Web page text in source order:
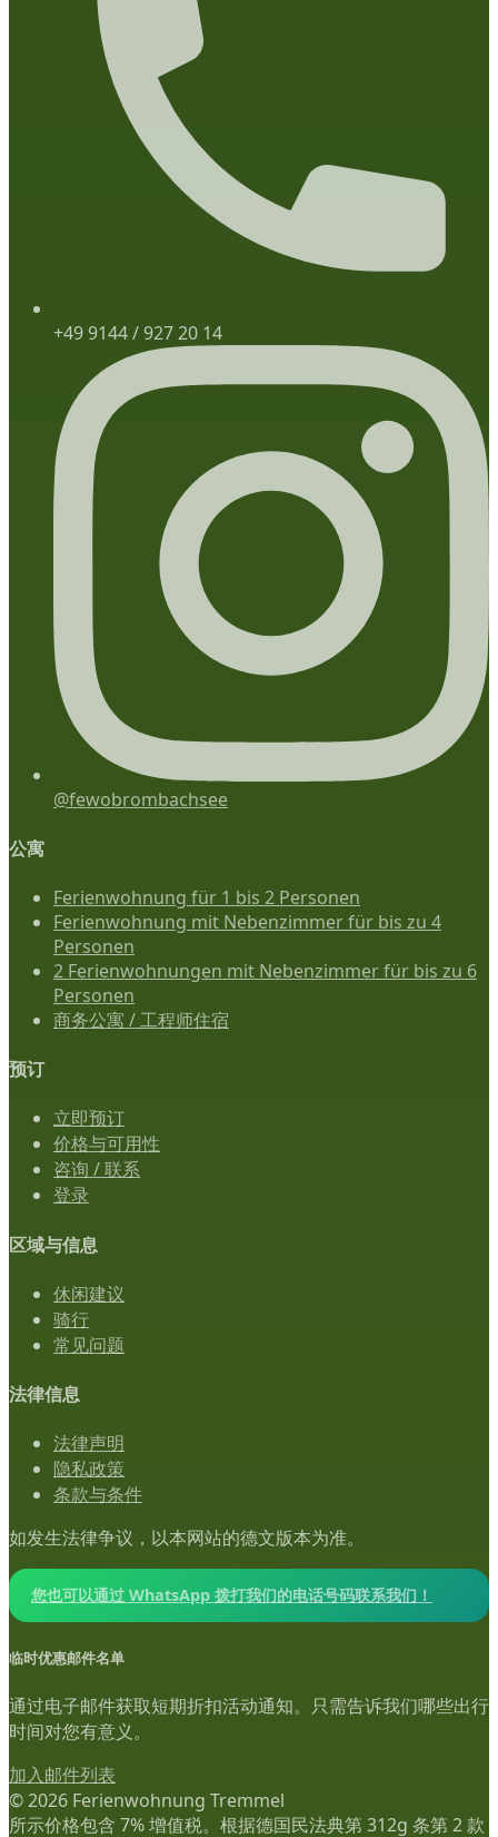
+49 9144 / 927 20 14
@fewobrombachsee
公寓
Ferienwohnung für 1 bis 2 Personen
Ferienwohnung mit Nebenzimmer für bis zu 4
Personen
2 Ferienwohnungen mit Nebenzimmer für bis zu 6
Personen
商务公寓 / 工程师住宿
预订
立即预订
价格与可用性
咨询 / 联系
登录
区域与信息
休闲建议
骑行
常见问题
法律信息
法律声明
隐私政策
条款与条件
如发生法律争议，以本网站的德文版本为准。
您也可以通过 WhatsApp 拨打我们的电话号码联系我们！
临时优惠邮件名单
通过电子邮件获取短期折扣活动通知。只需告诉我们哪些出行
时间对您有意义。
加入邮件列表
© 2026 Ferienwohnung Tremmel
所示价格包含 7% 增值税。根据德国民法典第 312g 条第 2 款